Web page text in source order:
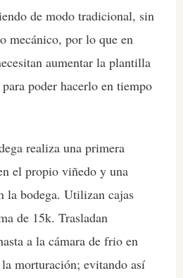
de modo tradicional, sin
mecánico, por lo que en
aumentar la plantilla
poder hacerlo en tiempo
realiza una primera
el propio viñedo y una
la bodega. Utilizan cajas
de 15k. Trasladan
a la cámara de frio en
la morturación; evitando así